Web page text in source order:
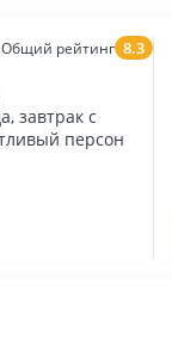
Общий рейтинг 8.3
завтрак с
персон